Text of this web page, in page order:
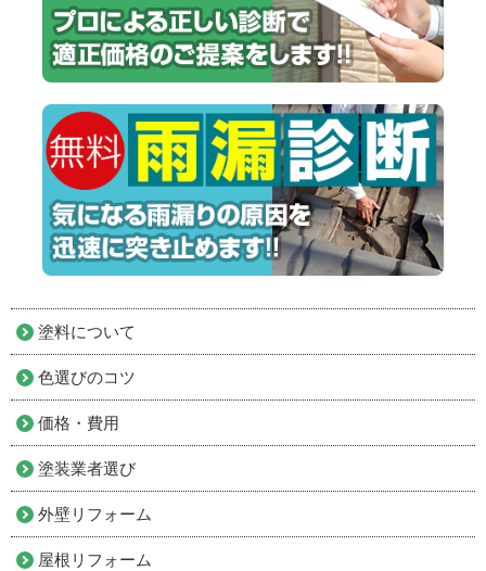
塗料について
色選びのコツ
価格・費用
塗装業者選び
外壁リフォーム
屋根リフォーム